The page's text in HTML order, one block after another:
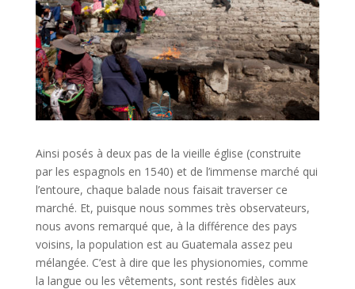
Ainsi posés à deux pas de la vieille église (construite
par les espagnols en 1540) et de l’immense marché qui
l’entoure, chaque balade nous faisait traverser ce
marché. Et, puisque nous sommes très observateurs,
nous avons remarqué que, à la différence des pays
voisins, la population est au Guatemala assez peu
mélangée. C’est à dire que les physionomies, comme
la langue ou les vêtements, sont restés fidèles aux